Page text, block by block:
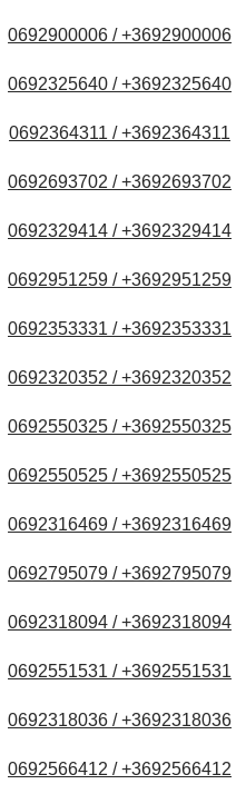
0692900006 / +3692900006
0692325640 / +3692325640
0692364311 / +3692364311
0692693702 / +3692693702
0692329414 / +3692329414
0692951259 / +3692951259
0692353331 / +3692353331
0692320352 / +3692320352
0692550325 / +3692550325
0692550525 / +3692550525
0692316469 / +3692316469
0692795079 / +3692795079
0692318094 / +3692318094
0692551531 / +3692551531
0692318036 / +3692318036
0692566412 / +3692566412